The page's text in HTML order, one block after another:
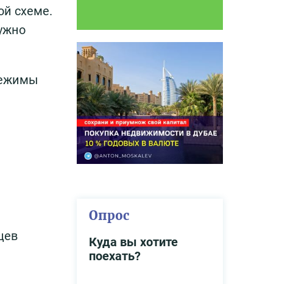
схеме.
Опрос
Куда вы хотите
поехать?